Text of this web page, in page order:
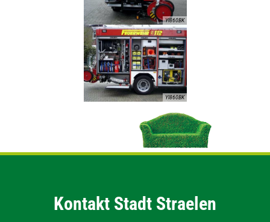
YI860BK
YI860BK
Kontakt Stadt Straelen